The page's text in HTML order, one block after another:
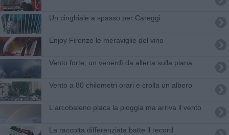
Un cinghiale a spasso per Careggi
Enjoy Firenze le meraviglie del vino
Vento forte, un venerdì da allerta sulla piana
Vento a 80 chilometri orari e crolla un albero
L'arcobaleno placa la pioggia ma arriva il vento
La raccolta differenziata batte il record